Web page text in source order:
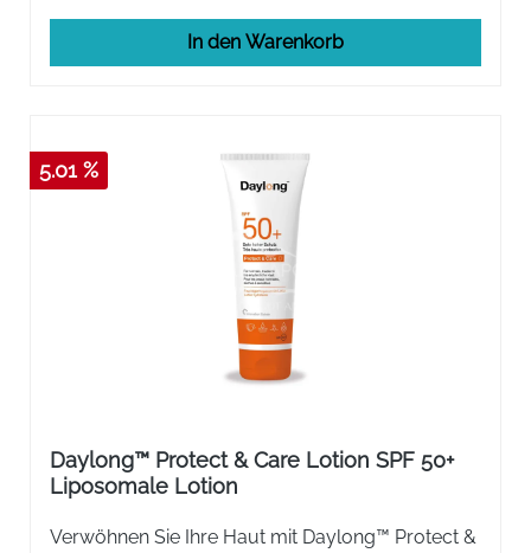
In den Warenkorb
5.01 %
Daylong™ Protect & Care Lotion SPF 50+
Liposomale Lotion
Verwöhnen Sie Ihre Haut mit Daylong™ Protect &